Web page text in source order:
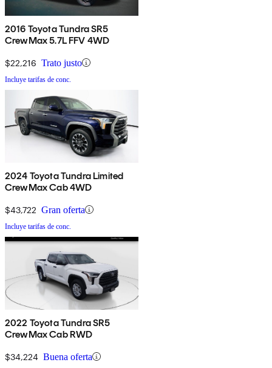
2016 Toyota Tundra SR5
CrewMax 5.7L FFV 4WD
$22,216 Trato justo
Incluye tarifas de conc.
2024 Toyota Tundra Limited
CrewMax Cab 4WD
$43,722 Gran oferta
Incluye tarifas de conc.
2022 Toyota Tundra SR5
CrewMax Cab RWD
$34,224 Buena oferta